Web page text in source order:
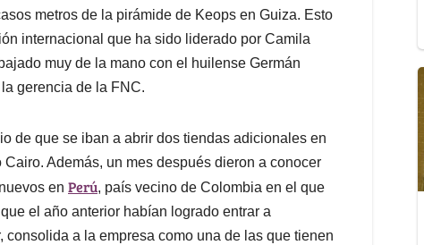
metros de la pirámide de Keops en Guiza. Esto
internacional que ha sido liderado por Camila
muy de la mano con el huilense Germán
gerencia de la FNC.
de que se iban a abrir dos tiendas adicionales en
Además, un mes después dieron a conocer
en Perú, país vecino de Colombia en el que
el año anterior habían logrado entrar a
a la empresa como una de las que tienen